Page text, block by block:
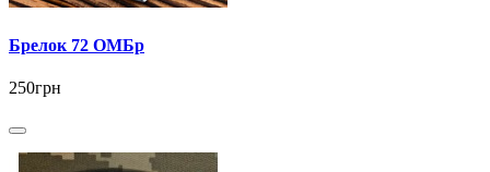
Брелок 72 ОМБр
250грн